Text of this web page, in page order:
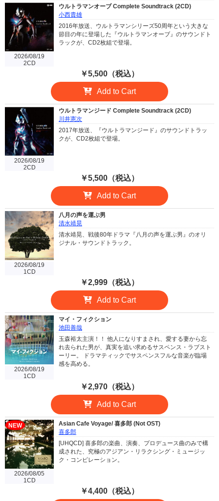
2026/08/19
2CD
ウルトラマンオーブ Complete Soundtrack (2CD)
小西貴雄
2016年放送、ウルトラマンシリーズ50周年という大きな
節目の年に登場した『ウルトラマンオーブ』のサウンドト
ラックが、CD2枚組で登場。
￥5,500（税込）
Add to Cart
2026/08/19
2CD
ウルトラマンジード Complete Soundtrack (2CD)
川井憲次
2017年放送、『ウルトラマンジード』のサウンドトラッ
クが、CD2枚組で登場。
￥5,500（税込）
Add to Cart
2026/08/19
1CD
八月の声を運ぶ男
清水靖晃
清水靖晃、戦後80年ドラマ『八月の声を運ぶ男』のオリ
ジナル・サウンドトラック。
￥2,999（税込）
Add to Cart
2026/08/19
1CD
マイ・フィクション
池田善哉
玉森裕太主演！！ 他人になりすまされ、愛する妻から忘
れ去られた男が、真実を追い求めるサスペンス・ラブスト
ーリー。 ドラマティックでサスペンスフルな音楽が臨場
感を高める。
￥2,970（税込）
Add to Cart
NEW
2026/08/05
1CD
Asian Cafe Voyage/ 喜多郎 (Not OST)
喜多郎
[UHQCD] 喜多郎の楽曲、演奏、プロデュース曲のみで構
成された、究極のアジアン・リラクシング・ミュージッ
ク・コンピレーション。
￥4,400（税込）